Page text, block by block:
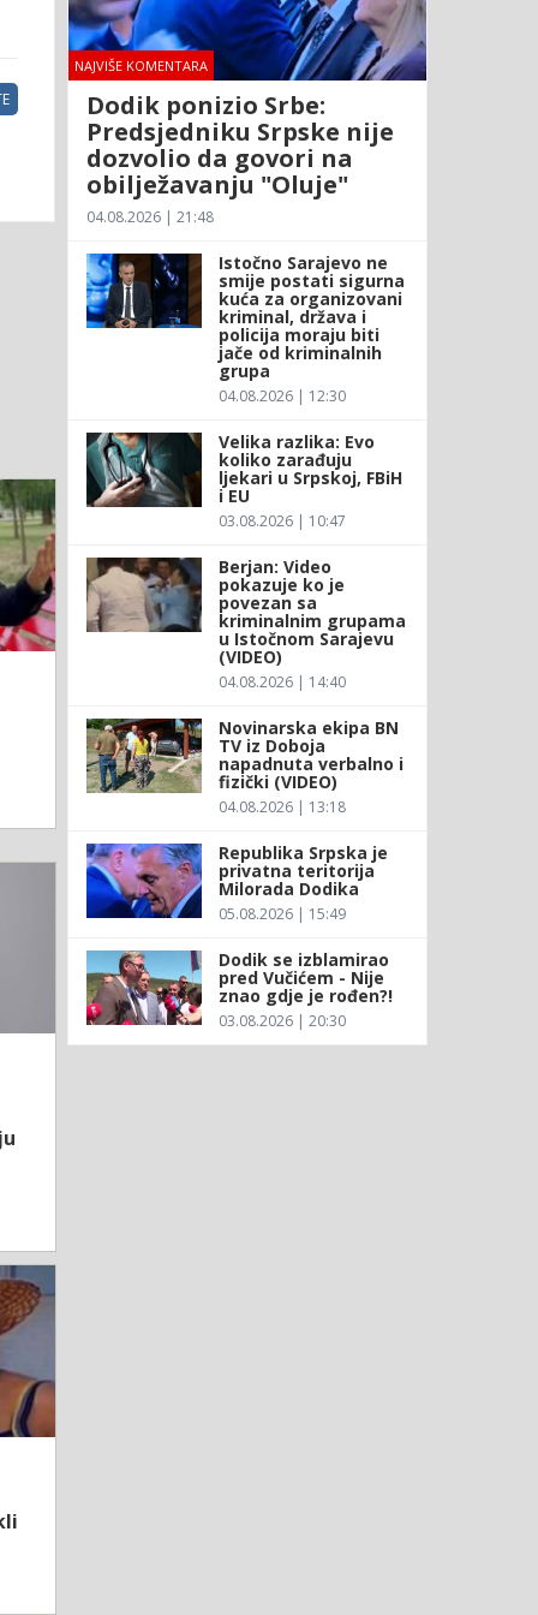
NAJVIŠE KOMENTARA
Dodik ponizio Srbe:
Predsjedniku Srpske nije
dozvolio da govori na
obilježavanju "Oluje"
04.08.2026 | 21:48
Istočno Sarajevo ne
smije postati sigurna
kuća za organizovani
kriminal, država i
policija moraju biti
jače od kriminalnih
grupa
04.08.2026 | 12:30
Velika razlika: Evo
koliko zarađuju
ljekari u Srpskoj, FBiH
i EU
03.08.2026 | 10:47
Berjan: Video
pokazuje ko je
povezan sa
kriminalnim grupama
u Istočnom Sarajevu
(VIDEO)
04.08.2026 | 14:40
Novinarska ekipa BN
TV iz Doboja
napadnuta verbalno i
fizički (VIDEO)
04.08.2026 | 13:18
Republika Srpska je
privatna teritorija
Milorada Dodika
05.08.2026 | 15:49
Dodik se izblamirao
pred Vučićem - Nije
znao gdje je rođen?!
03.08.2026 | 20:30